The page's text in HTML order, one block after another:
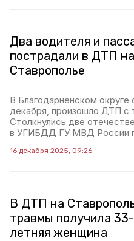
Два водителя и
пострадали в ДТП на
Ставрополье
В Благодарненском округе
декабря, произошло ДТП с
Столкнулись две
в УГИБДД ГУ МВД России
16 декабря 2025, 09:26
В ДТП на
травмы получила 33-
летняя женщина